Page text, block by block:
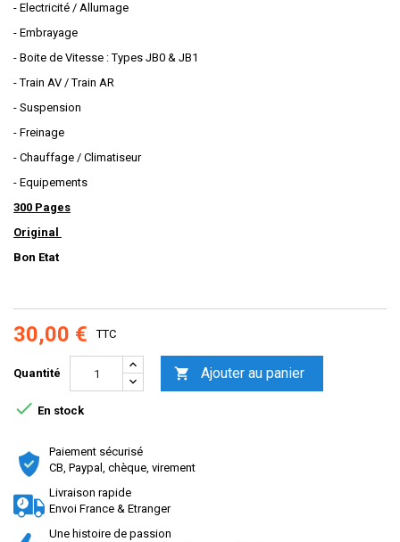
- Electricité / Allumage
- Embrayage
- Boite de Vitesse : Types JB0 & JB1
- Train AV / Train AR
- Suspension
- Freinage
- Chauffage / Climatiseur
- Equipements
300 Pages
Original
Bon Etat
30,00 € TTC
Quantité  Ajouter au panier
 En stock
Paiement sécurisé
CB, Paypal, chèque, virement
Livraison rapide
Envoi France & Etranger
Une histoire de passion